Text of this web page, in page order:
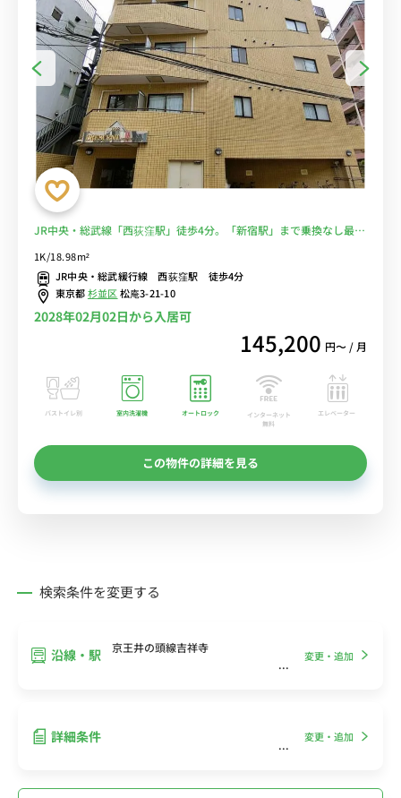
JR中央・総武線「西荻窪駅」徒歩4分。「新宿駅」まで乗換なし最短
洗濯機のお部屋■選べるWi-Fi格安レンタル中！
1K/18.98m²
JR中央・総武緩行線 西荻窪駅 徒歩4分
東京都杉並区松庵3-21-10
2028年02月02日から入居可
145,200 円〜 / 月
バストイレ別 室内洗濯機 オートロック
インターネット
無料
エレベーター
この物件の詳細を見る
検索条件を変更する
沿線・駅 京王井の頭線吉祥寺
変更・追加
詳細条件 変更・追加